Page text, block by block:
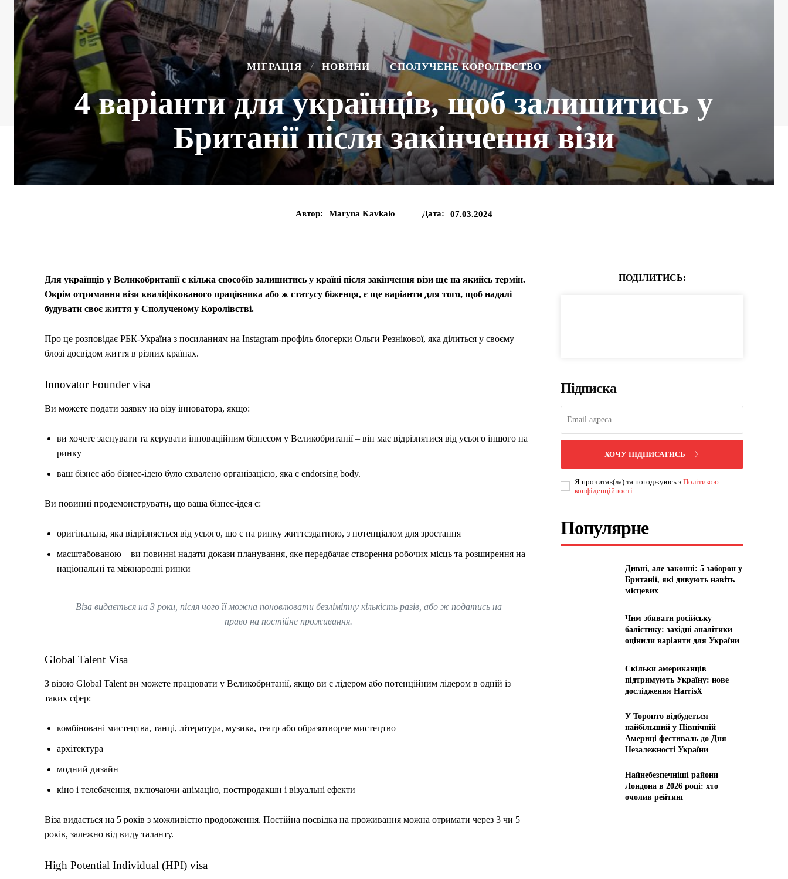
МІГРАЦІЯ НОВИНИ СПОЛУЧЕНЕ КОРОЛІВСТВО
4 варіанти для українців, щоб залишитись у
Британії після закінчення візи
Автор: Maryna Kavkalo Дата: 07.03.2024
Для українців у Великобританії є кілька способів залишитись у країні після закінчення візи ще на якийсь термін.
Окрім отримання візи кваліфікованого працівника або ж статусу біженця, є ще варіанти для того, щоб надалі
будувати своє життя у Сполученому Королівстві.
Про це розповідає РБК-Україна з посиланням на Instagram-профіль блогерки Ольги Резнікової, яка ділиться у своєму
блозі досвідом життя в різних країнах.
Innovator Founder visa
Ви можете подати заявку на візу інноватора, якщо:
ви хочете заснувати та керувати інноваційним бізнесом у Великобританії – він має відрізнятися від усього іншого на
ринку
ваш бізнес або бізнес-ідею було схвалено організацією, яка є endorsing body.
Ви повинні продемонструвати, що ваша бізнес-ідея є:
оригінальна, яка відрізняється від усього, що є на ринку життєздатною, з потенціалом для зростання
масштабованою – ви повинні надати докази планування, яке передбачає створення робочих місць та розширення на
національні та міжнародні ринки
Віза видається на 3 роки, після чого її можна поновлювати безлімітну кількість разів, або ж податись на
право на постійне проживання.
Global Talent Visa
З візою Global Talent ви можете працювати у Великобританії, якщо ви є лідером або потенційним лідером в одній із
таких сфер:
комбіновані мистецтва, танці, література, музика, театр або образотворче мистецтво
архітектура
модний дизайн
кіно і телебачення, включаючи анімацію, постпродакшн і візуальні ефекти
Віза видається на 5 років з можливістю продовження. Постійна посвідка на проживання можна отримати через 3 чи 5
років, залежно від виду таланту.
High Potential Individual (HPI) visa
ПОДІЛИТИСЬ:
Підписка
ХОЧУ ПІДПИСАТИСЬ
Я прочитав(ла) та погоджуюсь зПолітикою
конфіденційності
Популярне
Дивні, але законні: 5 заборон у
Британії, які дивують навіть
місцевих
Чим збивати російську
балістику: західні аналітики
оцінили варіанти для України
Скільки американців
підтримують Україну: нове
дослідження HarrisX
У Торонто відбудеться
найбільший у Північній
Америці фестиваль до Дня
Незалежності України
Найнебезпечніші райони
Лондона в 2026 році: хто
очолив рейтинг